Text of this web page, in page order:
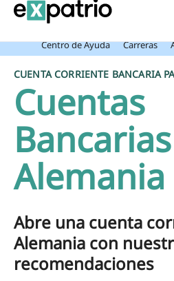
Noticia de última hora: Obtén tu
con el Value Package.
Centro de Ayuda
Carreras
CUENTA CORRIENTE BANCARIA
Cuentas
Alemania
Abre una cuenta
Alemania con
recomendaciones